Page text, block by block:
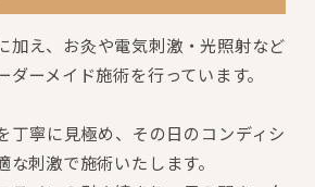
加え、お灸や電気刺激・光照射など
ーメイド施術を行っています。
丁寧に見極め、その日のコンディシ
な刺激で施術いたします。